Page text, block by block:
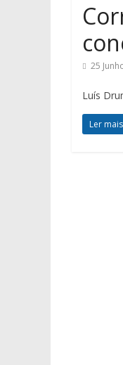
25
Luís
Ler mais